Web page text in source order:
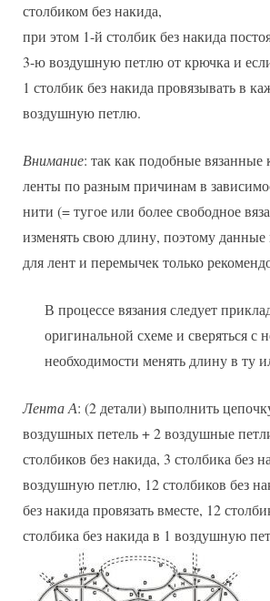
столбиком без накида,
при этом 1-й столбик без накида
3-ю воздушную петлю от крючка и
1 столбик без накида провязывать в
воздушную петлю.
Внимание: так как подобные вязанные
ленты по разным причинам в
нити (= тугое или более свободное
изменять свою длину, поэтому данные
для лент и перемычек только
В процессе вязания следует
оригинальной схеме и сверяться с
необходимости менять длину в ту
Лента А: (2 детали) выполнить
воздушных петель + 2 воздушные
столбиков без накида, 3 столбика без
воздушную петлю, 12 столбиков без
без накида провязать вместе, 12
столбика без накида в 1 воздушную